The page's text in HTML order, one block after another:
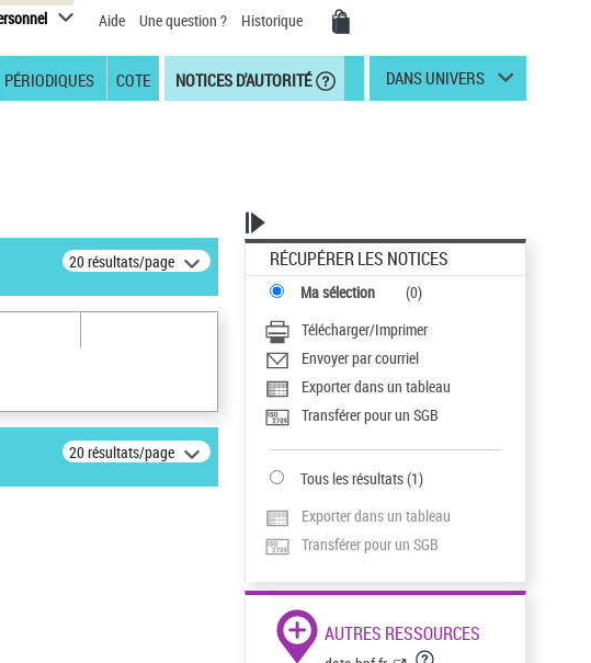
Aide Une question ? Historique
PÉRIODIQUES COTE NOTICES D'AUTORITÉ DANS UNIVERS
20 résultats/page
20 résultats/page
RÉCUPÉRER LES NOTICES
Ma sélection (0)
Télécharger/Imprimer
Envoyer par courriel
Exporter dans un tableau
Transférer pour un SGB
Tous les résultats(1)
Exporter dans un tableau
Transférer pour un SGB
AUTRES RESSOURCES